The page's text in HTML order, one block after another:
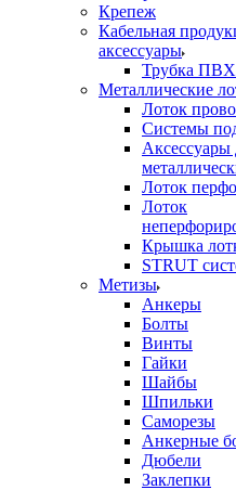
Крепеж
Кабельная
аксессуары
Трубка
Металлические
Лоток
Системы
Аксессуары
Лоток
Лоток
Крышка
STRUT
Метизы
Анкеры
Болты
Винты
Гайки
Шайбы
Шпильки
Саморезы
Анкерные
Дюбели
Заклепки